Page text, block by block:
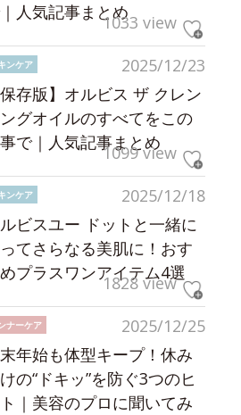
人気記事まとめ1033 view
2025/12/23
ンケア
保存版】オルビス ザ クレン
グオイルのすべてをこの
で｜人気記事まとめ
1099 view
2025/12/18
ンケア
ビスユー ドットと一緒に
てさらなる美肌に！おす
プラスワンアイテム4選
1828 view
2025/12/25
ナーケア
年始も体型キープ！休み
の“ドキッ”を防ぐ3つのヒ
｜美容のプロに聞いてみ